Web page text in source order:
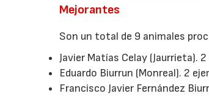
Mejorantes
Son un total de 9 animales
Javier Matías Celay (Jaurrieta).
Eduardo Biurrun (Monreal). 2
Francisco Javier Fernández